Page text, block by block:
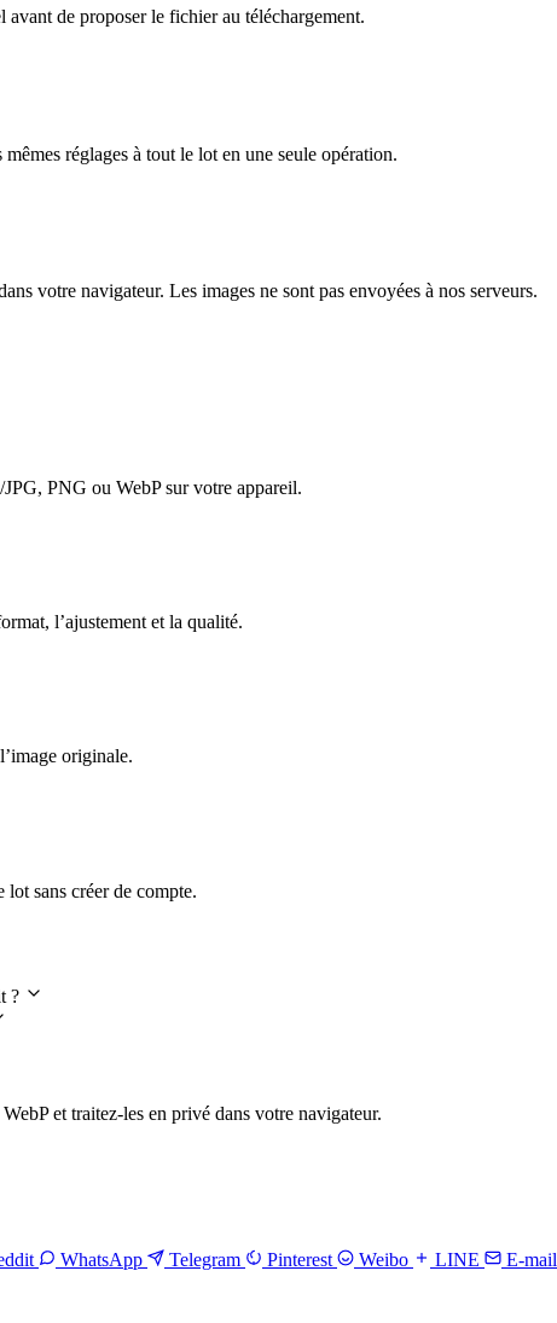
de proposer le fichier au téléchargement.
réglages à tout le lot en une seule opération.
votre navigateur. Les images ne sont pas envoyées à nos serveurs.
PNG ou WebP sur votre appareil.
l’ajustement et la qualité.
originale.
sans créer de compte.
?
et traitez-les en privé dans votre navigateur.
WhatsApp Telegram Pinterest Weibo LINE E-mail